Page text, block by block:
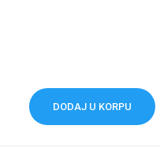
DODAJ U KORPU